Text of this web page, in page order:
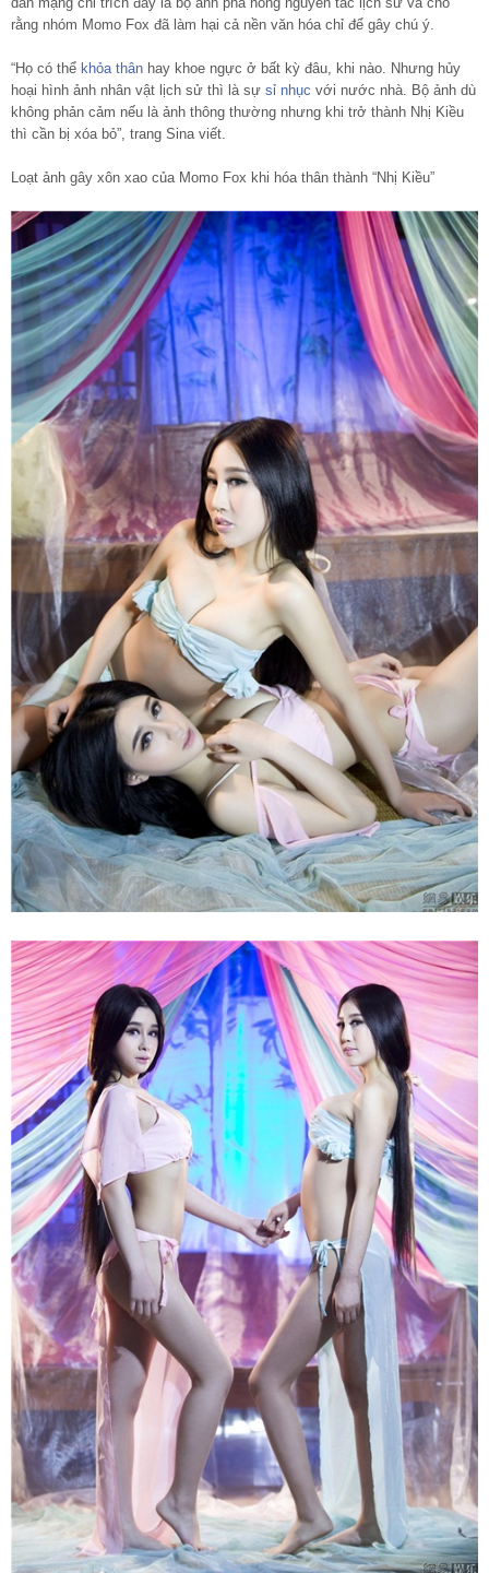
rằng nhóm Momo Fox đã làm hại cả nền văn hóa chỉ để gây chú ý.
“Họ có thể khỏa thân hay khoe ngực ở bất kỳ đâu, khi nào. Nhưng hủy
hoại hình ảnh nhân vật lịch sử thì là sự sỉ nhục với nước nhà. Bộ ảnh dù
không phản cảm nếu là ảnh thông thường nhưng khi trở thành Nhị Kiều
thì cần bị xóa bỏ”, trang Sina viết.
Loạt ảnh gây xôn xao của Momo Fox khi hóa thân thành “Nhị Kiều”